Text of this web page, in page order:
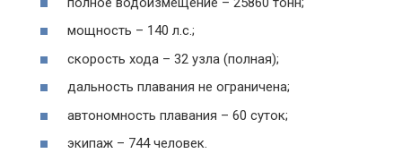
мощность – 140 л.с.;
скорость хода – 32 узла (полная);
дальность плавания не ограничена;
автономность плавания – 60 суток;
экипаж – 744 человек.